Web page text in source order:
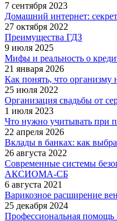
7 сентября 2023
Домашний интернет:
27 октября 2022
Преимущества ГДЗ
9 июля 2025
Мифы и реальность о
21 января 2026
Как понять, что организму
25 июля 2022
Организация свадьбы от
1 июля 2023
Что нужно учитывать при
22 апреля 2026
Вклады в банках: как
26 августа 2022
Современные системы
АКСИОМА-СБ
6 августа 2021
Варикозное расширение
25 декабря 2024
Профессиональная